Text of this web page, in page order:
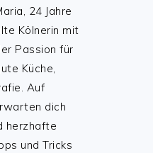
24 Jahre
Kölnerin mit
Passion für
Küche,
Auf
dich
herzhafte
und Tricks